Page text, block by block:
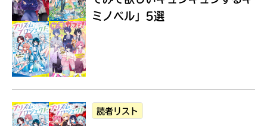
ミノベル」5選
読者リスト